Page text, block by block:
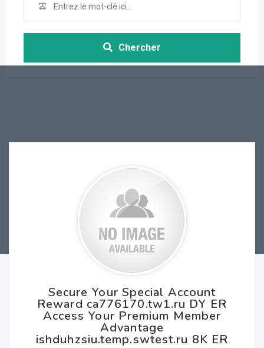
Chercher
Secure Your Special Account
Reward ca776170.tw1.ru DY ER
Access Your Premium Member
Advantage
ishduhzsiu.temp.swtest.ru 8K ER